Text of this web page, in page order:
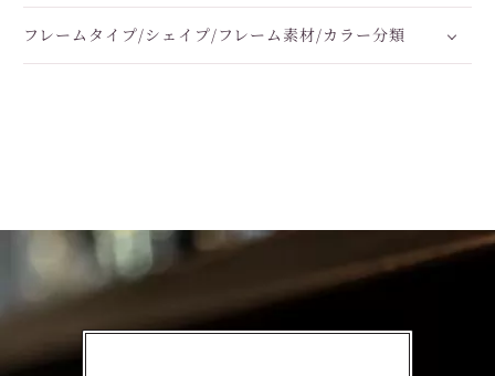
フレームタイプ/シェイプ/フレーム素材/カラー分類